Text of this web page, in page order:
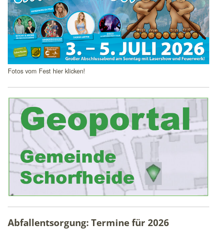
Fotos vom Fest hier klicken!
Abfallentsorgung: Termine für2026
Statistik-Cookies erfassen Informationen anonym. Diese
Informationen helfen uns zu verstehen, wie Besucher
unsere Intranet-Website nutzen und dienen als
Grundlage für Verbesserungen der Nutzererfahrung
Matomo
Anbieter:
matomo.org
Zweck:
Statistik
Cookie Laufzeit:
1 Jahr